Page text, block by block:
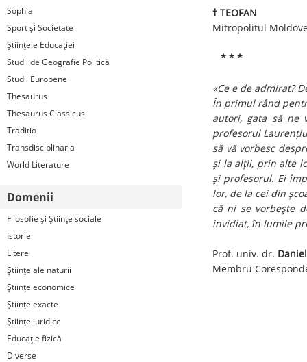
Sophia
Sport și Societate
Ştiinţele Educaţiei
Studii de Geografie Politică
Studii Europene
Thesaurus
Thesaurus Classicus
Traditio
Transdisciplinaria
World Literature
Domenii
Filosofie şi Ştiinţe sociale
Istorie
Litere
Ştiinţe ale naturii
Ştiinţe economice
Ştiinţe exacte
Ştiinţe juridice
Educaţie fizică
Diverse
† TEOFAN
Mitropolitul
* * *
«Ce e de admirat?
În primul rând
autori, gata să ne
profesorul
să vă vorbesc
şi la alţii, prin alte
şi profesorul. Ei
lor, de la cei din
că ni se vorbeşte
invidiat, în lumile
Prof. univ. dr.
Membru